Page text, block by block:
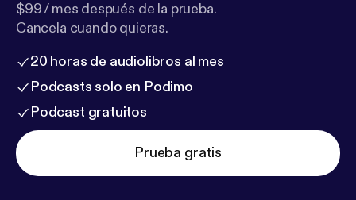
$99 / mes después de la prueba.
Cancela cuando quieras.
20 horas de audiolibros al mes
Podcasts solo en Podimo
Podcast gratuitos
Prueba gratis